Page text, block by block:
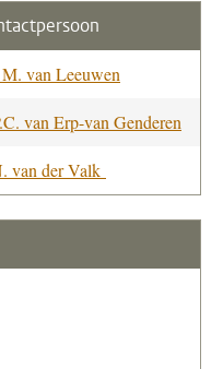
van Leeuwen
van Erp-van Genderen
van der Valk